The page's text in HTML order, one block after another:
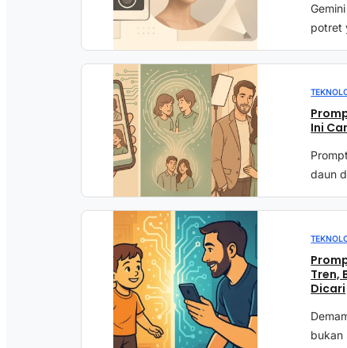
potret
Ini
daun
Tren,
Dicari
bukan